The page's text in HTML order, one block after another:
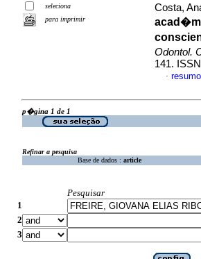
seleciona
para imprimir
Costa,
Odontol.
141.
·
p�gina 1 de 1
Refinar a pesquisa
Base de dados : article
Pesquisar
1
2
3